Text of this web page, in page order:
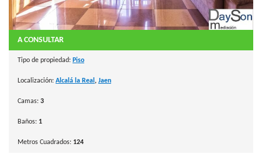
A CONSULTAR
Tipo de propiedad: Piso
Localización: Alcalá la Real , Jaen
Camas: 3
Baños: 1
Metros Cuadrados: 124